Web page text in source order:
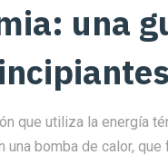
una
que utiliza la energía
bomba de calor,